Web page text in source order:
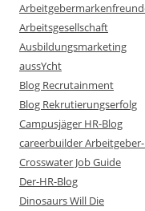
Arbeitsgesellschaft
Ausbildungsmarketing
aussYcht
Blog Recrutainment
Blog Rekrutierungserfolg
Campusjäger HR-Blog
careerbuilder
Crosswater Job Guide
Der-HR-Blog
Dinosaurs Will Die